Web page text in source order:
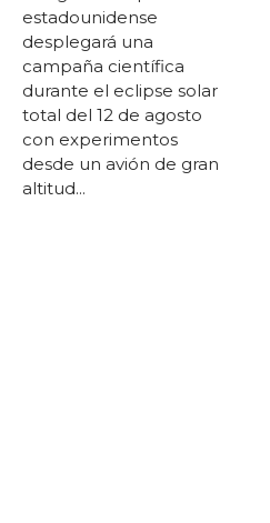
estadounidense
desplegará una
campaña científica
durante el eclipse solar
total del 12 de agosto
con experimentos
desde un avión de gran
altitud...